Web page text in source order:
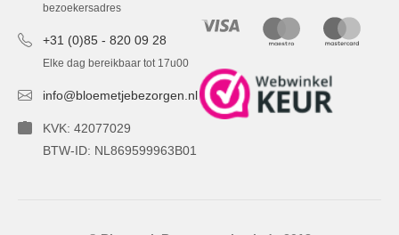
bezoekersadres
+31 (0)85 - 820 09 28
Elke dag bereikbaar tot 17u00
info@bloemetjebezorgen.nl
KVK: 42077029
BTW-ID: NL869599963B01